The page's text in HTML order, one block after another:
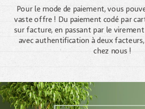
Pour le mode de paiement, vous
vaste offre ! Du paiement codé par
sur facture, en passant par le
avec authentification à deux
chez nous !